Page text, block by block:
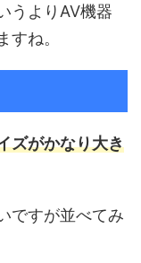
うよりAV機器
すね。
ズがかなり大き
ですが並べてみ